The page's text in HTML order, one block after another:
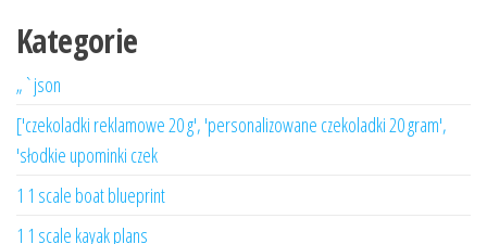
Kategorie
„`json
['czekoladki reklamowe 20 g', 'personalizowane czekoladki 20 gram',
'słodkie upominki czek
1 1 scale boat blueprint
1 1 scale kayak plans